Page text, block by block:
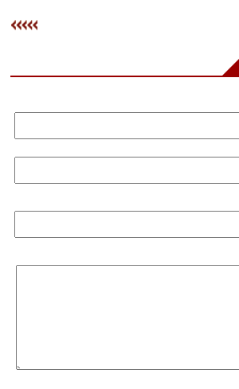
ديكور
مرأة
وتكنولوجيا